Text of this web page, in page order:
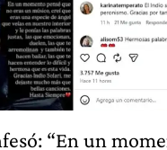
“En un